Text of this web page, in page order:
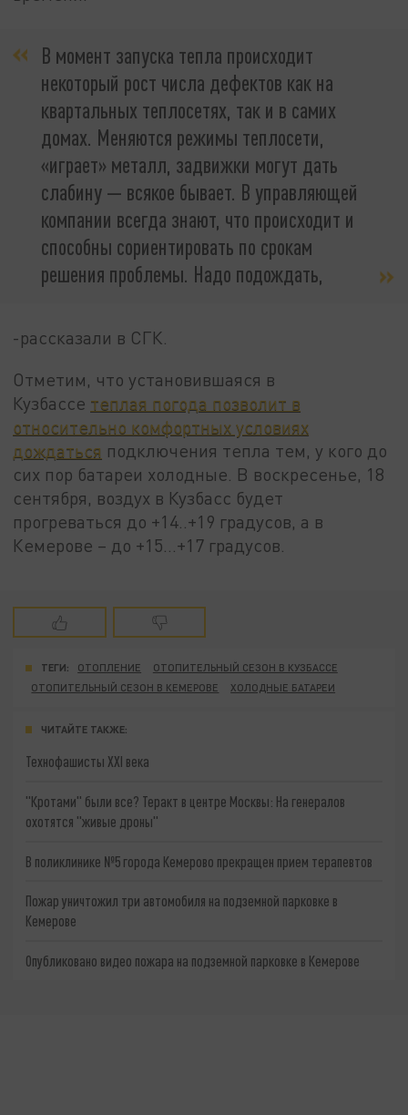
В момент запуска тепла происходит
некоторый рост числа дефектов как на
квартальных теплосетях, так и в самих
домах. Меняются режимы теплосети,
«играет» металл, задвижки могут дать
слабину — всякое бывает. В управляющей
компании всегда знают, что происходит и
способны сориентировать по срокам
решения проблемы. Надо подождать,
-рассказали в СГК.
Отметим, что установившаяся в
Кузбассе теплая погода позволит в
относительно комфортных условиях
дождаться подключения тепла тем, у кого до
сих пор батареи холодные. В воскресенье, 18
сентября, воздух в Кузбасс будет
прогреваться до +14..+19 градусов, а в
Кемерове – до +15…+17 градусов.
ТЕГИ: ОТОПЛЕНИЕ
ОТОПИТЕЛЬНЫЙ СЕЗОН В КУЗБАССЕ
ОТОПИТЕЛЬНЫЙ СЕЗОН В КЕМЕРОВЕ
ХОЛОДНЫЕ БАТАРЕИ
ЧИТАЙТЕ ТАКЖЕ:
Технофашисты XXI века
"Кротами" были все? Теракт в центре Москвы: На генералов
охотятся "живые дроны"
В поликлинике №5 города Кемерово прекращен прием терапевтов
Пожар уничтожил три автомобиля на подземной парковке в
Кемерове
Опубликовано видео пожара на подземной парковке в Кемерове